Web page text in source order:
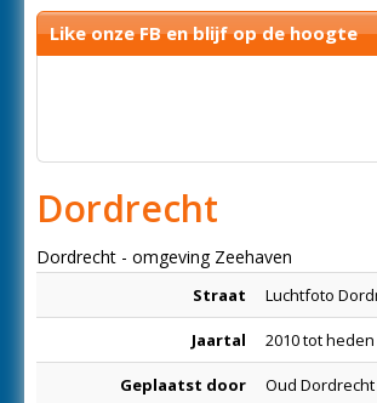
Like onze FB en blijf op de hoogte
Dordrecht
Dordrecht - omgeving Zeehaven
Straat Luchtfoto
Jaartal 2010 tot heden
Geplaatst door Oud Dordrecht